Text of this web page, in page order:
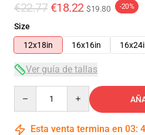
€22.77 €18.22 $19.80 -20%
Size
12x18in
16x16in
Ver guía de tallas
Esta venta termina en 03: